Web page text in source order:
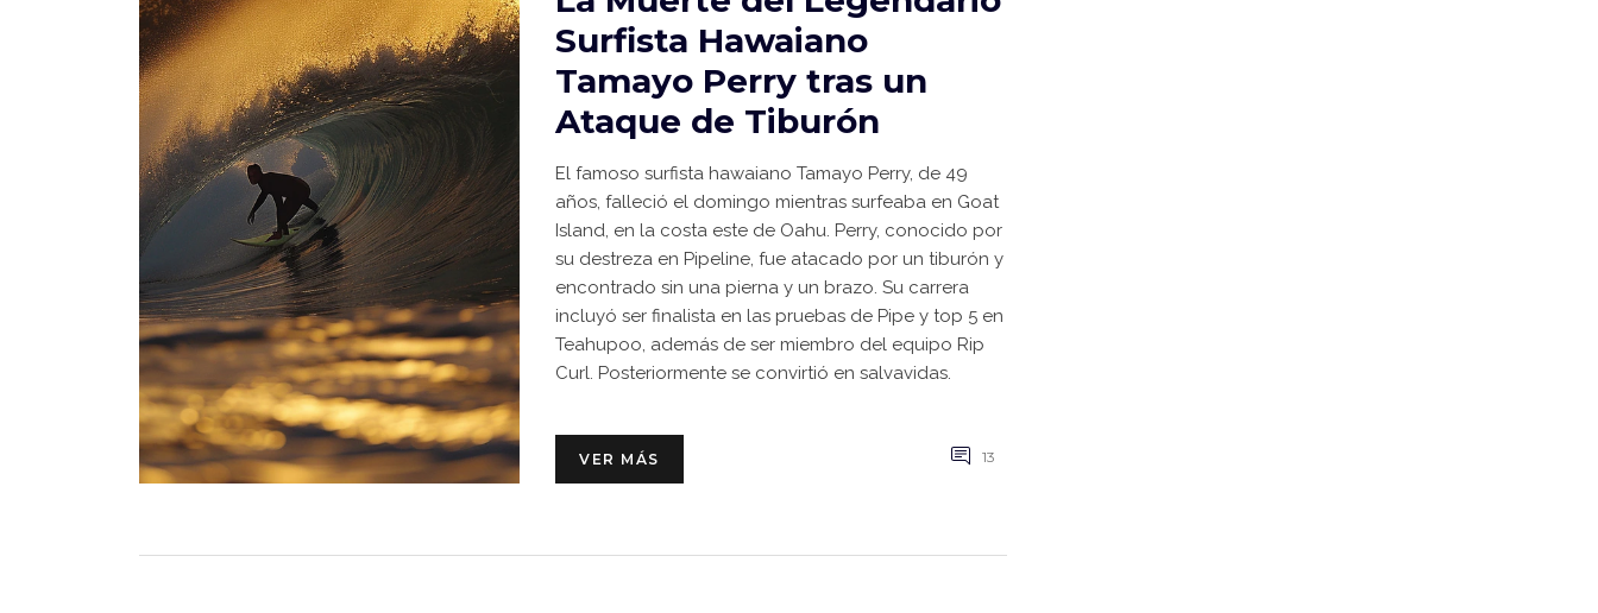
Surfista Hawaiano
Tamayo Perry tras un
Ataque de Tiburón
El famoso surfista hawaiano Tamayo Perry, de 49
años, falleció el domingo mientras surfeaba en Goat
Island, en la costa este de Oahu. Perry, conocido por
su destreza en Pipeline, fue atacado por un tiburón y
encontrado sin una pierna y un brazo. Su carrera
incluyó ser finalista en las pruebas de Pipe y top 5 en
Teahupoo, además de ser miembro del equipo Rip
Curl. Posteriormente se convirtió en salvavidas.
VER MÁS 13